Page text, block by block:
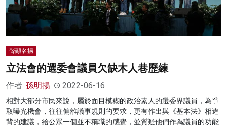
名家榜
灼見活動
關於我們
聲顯名揚
立法會的選委會議員欠缺木人巷歷練
作者: 孫明揚 2022-06-16
相對大部分市民來說，屬於面目模糊的政治素人的選委界議員，為爭
取曝光機會，往往偏離議事規則的要求，更有作出與《基本法》相違
背的建議，給公眾一個並不稱職的感覺，並質疑他們作為議員的功能